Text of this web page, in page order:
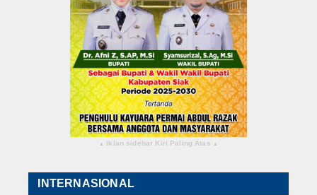
▴ iklan sidebar Kiri Paling Atas ▴
INTERNASIONAL